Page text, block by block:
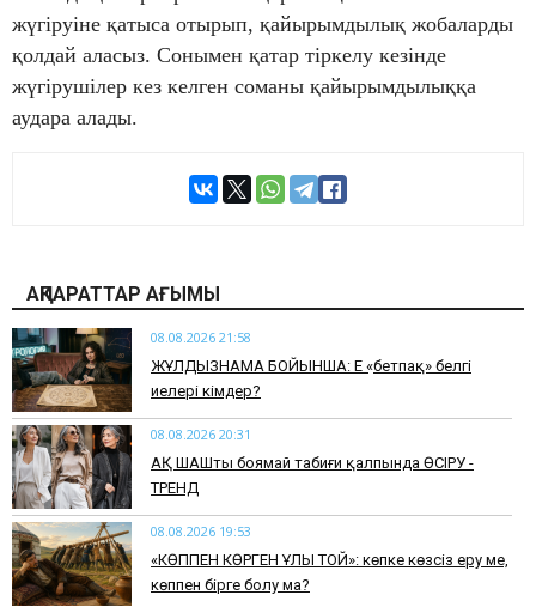
жүгіруіне қатыса отырып, қайырымдылық жобаларды
қолдай аласыз. Сонымен қатар тіркелу кезінде
жүгірушілер кез келген соманы қайырымдылыққа
аудара алады.
АҚПАРАТТАР АҒЫМЫ
08.08.2026 21:58
ЖҰЛДЫЗНАМА БОЙЫНША: Ең «бетпақ» белгі
иелері кімдер?
08.08.2026 20:31
АҚ ШАШты боямай табиғи қалпында ӨСІРУ -
ТРЕНД
08.08.2026 19:53
​«КӨППЕН КӨРГЕН ҰЛЫ ТОЙ»: көпке көзсіз еру ме,
көппен бірге болу ма?